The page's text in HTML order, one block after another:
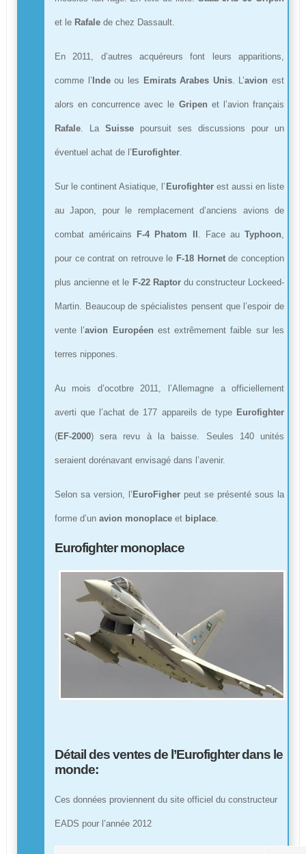
et le Rafale de chez Dassault.
En 2011, d’autres acquéreurs font leurs apparitions,
comme l’ Indeou les Emirats Arabes Unis. L’avionest
alors en concurrence avec le Gripen et l’avion français
Rafale. La Suisse poursuit ses discussions pour un
éventuel achat de l’ Eurofighter.
Sur le continent Asiatique, l’ Eurofighter est aussi en liste
au Japon, pour le remplacement d’anciens avions de
combat américains F-4 Phatom II . Face auTyphoon,
pour ce contrat on retrouve le F-18 Hornetde conception
plus ancienne et le F-22 Raptor du constructeur Lockeed-
Martin. Beaucoup de spécialistes pensent que l’espoir de
vente l’avion Européen est extrêmement faible sur les
terres nippones.
Au mois d’ocotbre 2011, l’Allemagne a officiellement
averti que l’achat de 177 appareils de type Eurofighter
(EF-2000) sera revu à la baisse. Seules 140 unités
seraient dorénavant envisagé dans l’avenir.
Selon sa version, l’ EuroFigherpeut se présenté sous la
forme d’un avion monoplaceet biplace.
Eurofighter monoplace
Détail des ventes de l’Eurofighterdans le
monde:
Ces données proviennent du site officiel du constructeur
EADS pour l’année 2012